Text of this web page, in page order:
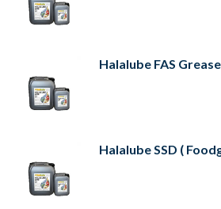
Halalube FAS
Halalube SSD (